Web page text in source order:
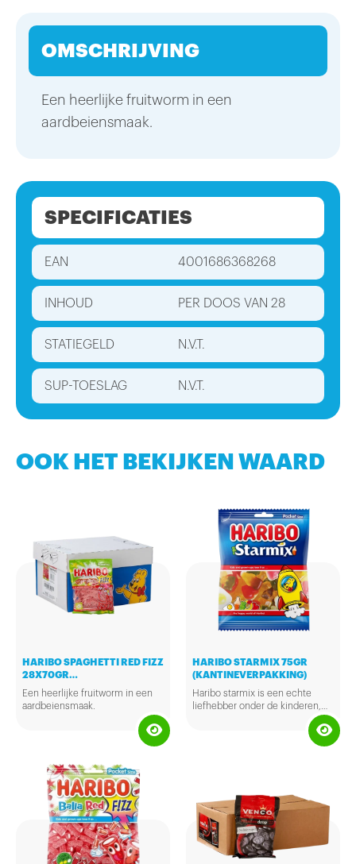
OMSCHRIJVING
Een heerlijke fruitworm in een
aardbeiensmaak.
SPECIFICATIES
EAN 4001686368268
INHOUD PER DOOS VAN 28
STATIEGELD N.V.T.
SUP-TOESLAG N.V.T.
OOK HET BEKIJKEN WAARD
HARIBO SPAGHETTI RED FIZZ
28X70GR
(KANTINEVERPAKKING)
Een heerlijke fruitworm in een
aardbeiensmaak.
HARIBO STARMIX 75GR
(KANTINEVERPAKKING)
Haribo starmix is een echte
liefhebber onder de kinderen,
de mix van de snoepjes zijn fris